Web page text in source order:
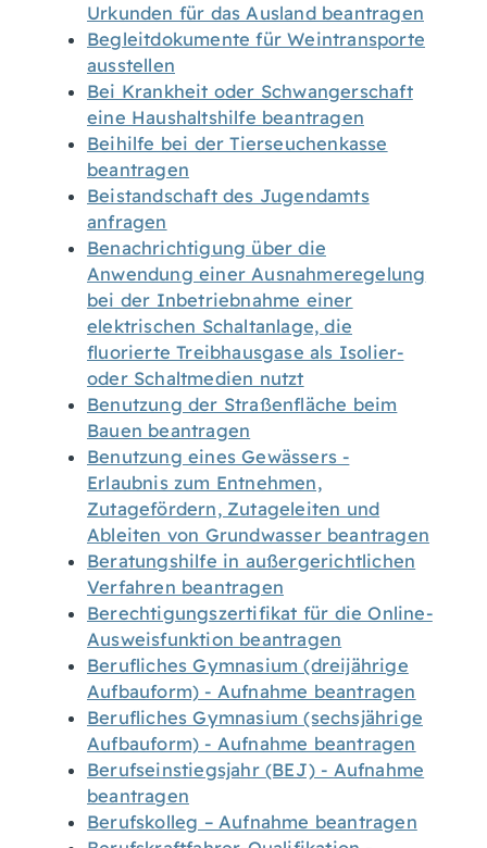
Urkunden für das Ausland beantragen
Begleitdokumente für Weintransporte
ausstellen
Bei Krankheit oder Schwangerschaft
eine Haushaltshilfe beantragen
Beihilfe bei der Tierseuchenkasse
beantragen
Beistandschaft des Jugendamts
anfragen
Benachrichtigung über die
Anwendung einer Ausnahmeregelung
bei der Inbetriebnahme einer
elektrischen Schaltanlage, die
fluorierte Treibhausgase als Isolier-
oder Schaltmedien nutzt
Benutzung der Straßenfläche beim
Bauen beantragen
Benutzung eines Gewässers -
Erlaubnis zum Entnehmen,
Zutagefördern, Zutageleiten und
Ableiten von Grundwasser beantragen
Beratungshilfe in außergerichtlichen
Verfahren beantragen
Berechtigungszertifikat für die Online-
Ausweisfunktion beantragen
Berufliches Gymnasium (dreijährige
Aufbauform) - Aufnahme beantragen
Berufliches Gymnasium (sechsjährige
Aufbauform) - Aufnahme beantragen
Berufseinstiegsjahr (BEJ) - Aufnahme
beantragen
Berufskolleg – Aufnahme beantragen